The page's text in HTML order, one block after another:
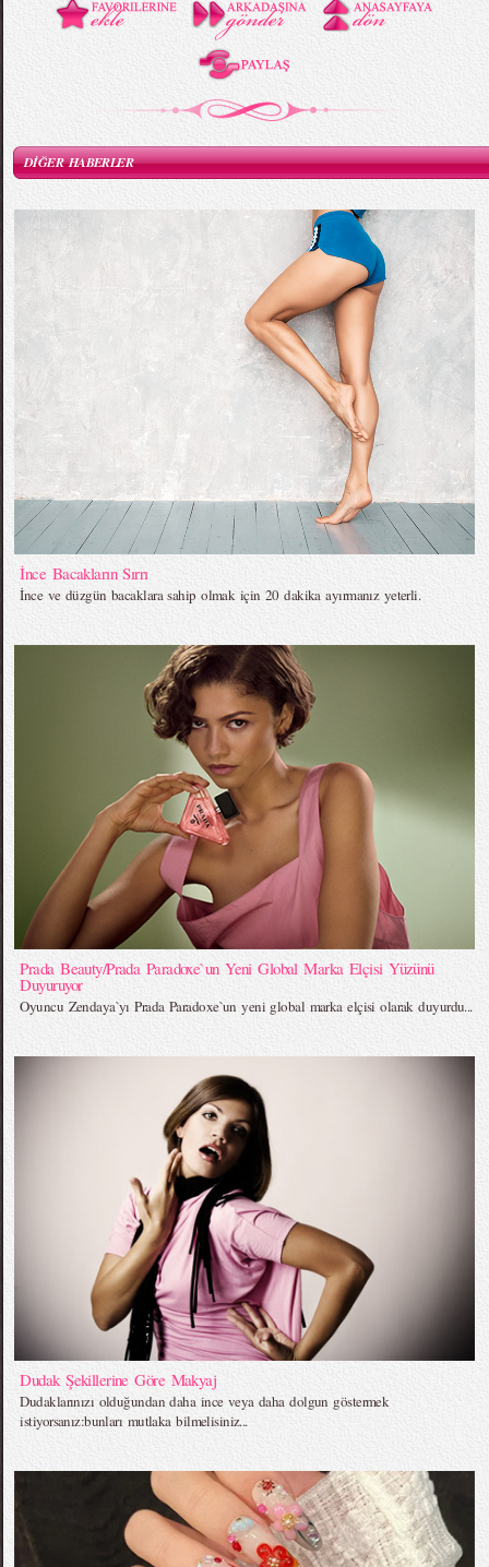
DİĞER HABERLER
İnce Bacakların Sırrı
İnce ve düzgün bacaklara sahip olmak için 20 dakika ayırmanız yeterli.
Prada Beauty/Prada Paradoxe`un Yeni Global Marka Elçisi Yüzünü
Duyuruyor
Oyuncu Zendaya`yı Prada Paradoxe`un yeni global marka elçisi olarak duyurdu...
Dudak Şekillerine Göre Makyaj
Dudaklarınızı olduğundan daha ince veya daha dolgun göstermek
istiyorsanız:bunları mutlaka bilmelisiniz...